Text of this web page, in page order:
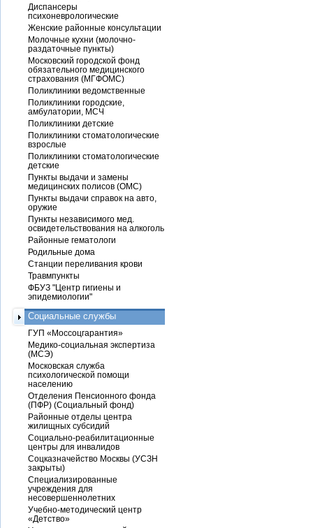
Диспансеры
психоневрологические
Женские районные консультации
Молочные кухни (молочно-
раздаточные пункты)
Московский городской фонд
обязательного медицинского
страхования (МГФОМС)
Поликлиники ведомственные
Поликлиники городские,
амбулатории, МСЧ
Поликлиники детские
Поликлиники стоматологические
взрослые
Поликлиники стоматологические
детские
Пункты выдачи и замены
медицинских полисов (ОМС)
Пункты выдачи справок на авто,
оружие
Пункты независимого мед.
освидетельствования на алкоголь
Районные гематологи
Родильные дома
Станции переливания крови
Травмпункты
ФБУЗ "Центр гигиены и
эпидемиологии"
Социальные службы
ГУП «Моссоцгарантия»
Медико-социальная экспертиза
(МСЭ)
Московская служба
психологической помощи
населению
Отделения Пенсионного фонда
(ПФР) (Социальный фонд)
Районные отделы центра
жилищных субсидий
Социально-реабилитационные
центры для инвалидов
Соцказначейство Москвы (УСЗН
закрыты)
Специализированные
учреждения для
несовершеннолетних
Учебно-методический центр
«Детство»